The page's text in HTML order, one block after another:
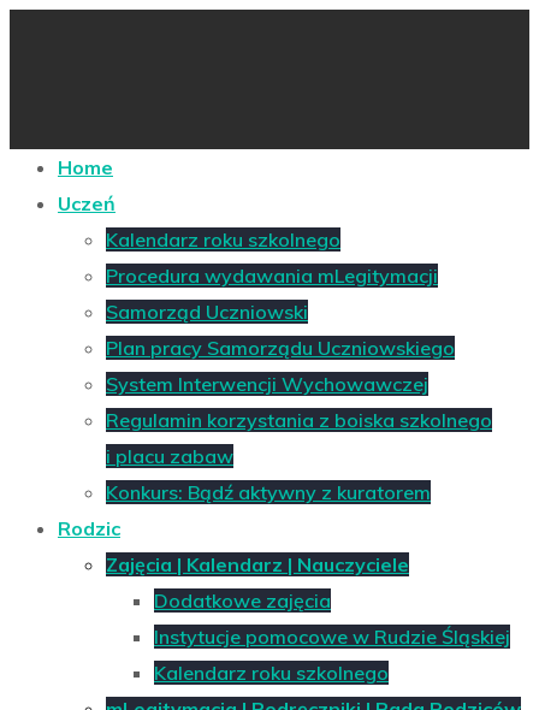
Home
Uczeń
Kalendarz roku szkolnego
Procedura wydawania mLegitymacji
Samorząd Uczniowski
Plan pracy Samorządu Uczniowskiego
System Interwencji Wychowawczej
Regulamin korzystania z boiska szkolnego
i placu zabaw
Konkurs: Bądź aktywny z kuratorem
Rodzic
Zajęcia | Kalendarz | Nauczyciele
Dodatkowe zajęcia
Instytucje pomocowe w Rudzie Śląskiej
Kalendarz roku szkolnego